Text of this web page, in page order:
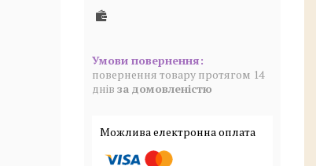
повернення товару протягом 14
днів за домовленістю